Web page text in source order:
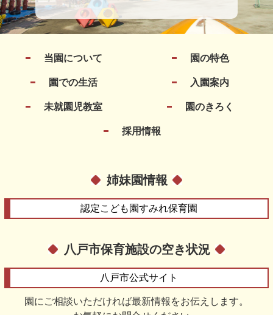
当園について 園の特色
園での生活 入園案内
未就園児教室 園のきろく
採用情報
姉妹園情報
認定こども園すみれ保育園
八戸市保育施設の空き状況
八戸市公式サイト
園にご相談いただければ最新情報をお伝えします。